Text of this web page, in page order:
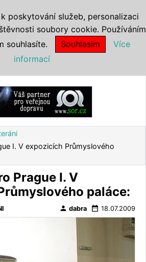
I. V expozicích Průmyslového
Prague I. V
paláce:
person dabra date_range 18.07.2009
poskytování služeb, personalizaci
soubory cookie. Používáním
souhlasíte.
Souhlasím
Více
informací